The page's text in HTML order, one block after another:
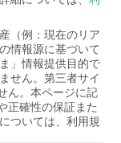
（例：現在のリア
情報源に基づいて
」情報提供目的で
せん。第三者サイ
ん。本ページに記
正確性の保証また
ついては、利用規